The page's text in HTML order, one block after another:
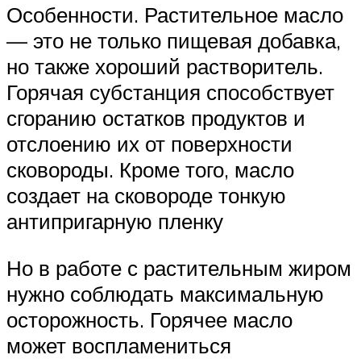
Особенности. Растительное масло
— это не только пищевая добавка,
но также хороший растворитель.
Горячая субстанция способствует
сгоранию остатков продуктов и
отслоению их от поверхности
сковороды. Кроме того, масло
создает на сковороде тонкую
антипригарную пленку
Но в работе с растительным жиром
нужно соблюдать максимальную
осторожность. Горячее масло
может воспламениться